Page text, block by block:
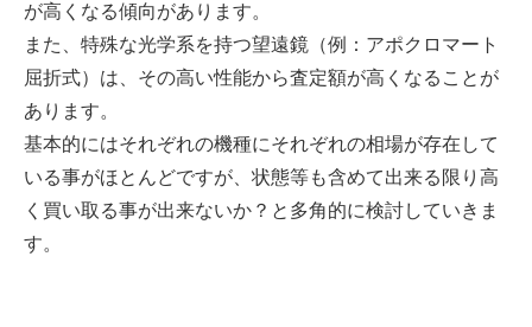
が高くなる傾向があります。
また、特殊な光学系を持つ望遠鏡（例：アポクロマート
屈折式）は、その高い性能から査定額が高くなることが
あります。
基本的にはそれぞれの機種にそれぞれの相場が存在して
いる事がほとんどですが、状態等も含めて出来る限り高
く買い取る事が出来ないか？と多角的に検討していきま
す。